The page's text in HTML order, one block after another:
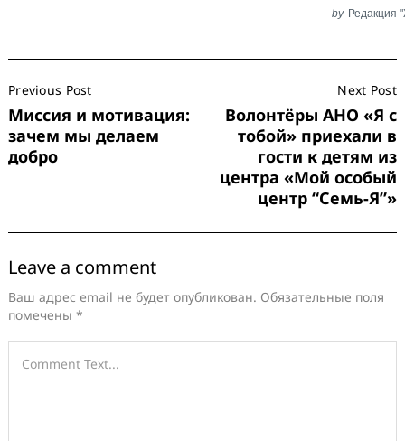
by Редакция
Navigation
Previous Post
Миссия и мотивация:
зачем мы делаем
добро
Next Post
Волонтёры АНО «Я с
тобой» приехали в
гости к детям из
центра «Мой особый
центр “Семь-Я”»
Leave a comment
Ваш адрес email не будет опубликован. Обязательные поля
помечены *